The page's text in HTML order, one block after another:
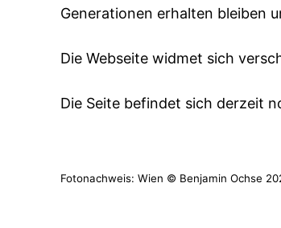
Generationen erhalten bleiben
Die Webseite widmet sich
Die Seite befindet sich derzeit
Fotonachweis: Wien © Benjamin Ochse